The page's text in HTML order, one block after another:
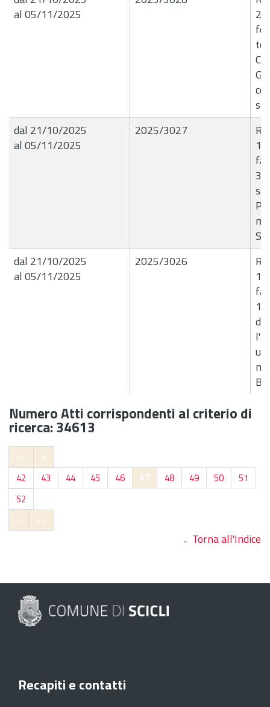
al 05/11/2025
dal 21/10/2025
al 05/11/2025
2025/3027
dal 21/10/2025
al 05/11/2025
2025/3026
Numero Atti corrispondenti al criterio di
ricerca: 34613
<<
<
42
43 44 45 46 47 48 49 50
51
52
>
>>
Torna all'Indice
Recapiti e contatti